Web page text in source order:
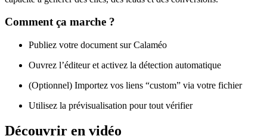
Comment ça marche ?
Publiez votre document sur Calaméo
Ouvrez l’éditeur et activez la détection automatique
(Optionnel) Importez vos liens “custom” via votre fichier
Utilisez la prévisualisation pour tout vérifier
Découvrir en vidéo